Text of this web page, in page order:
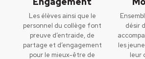
Les élèves ainsi que le
personnel du collège font
preuve d’entraide, de
partage et d’engagement
pour le mieux-être de
désir
les
leur